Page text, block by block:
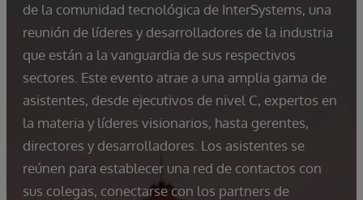
de la comunidad tecnológica de InterSystems, una
reunión de líderes y desarrolladores de la industria
que están a la vanguardia de sus respectivos
sectores. Este evento atrae a una amplia gama de
asistentes, desde ejecutivos de nivel C, expertos en
la materia y líderes visionarios, hasta gerentes,
directores y desarrolladores. Los asistentes se
reúnen para establecer una red de contactos con
sus colegas, conectarse con los partners de